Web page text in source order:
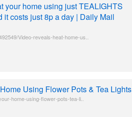
your home using just TEALIGHTS
it costs just 8p a day | Daily Mail
Video-reveals-heat-home-us..
Using Flower Pots & Tea Lights
home-using-flower-pots-tea-li..